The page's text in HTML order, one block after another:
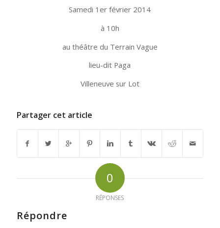
Samedi 1er février 2014
à 10h
au théâtre du Terrain Vague
lieu-dit Paga
Villeneuve sur Lot
Partager cet article
0
RÉPONSES
Répondre